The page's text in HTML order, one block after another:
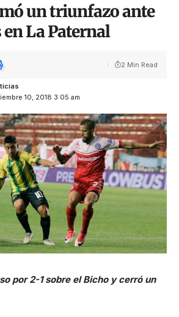
un triunfazo ante
La Paternal
10, 2018 3:05 am
2 Min Read
por 2-1 sobre el Bicho y cerró un